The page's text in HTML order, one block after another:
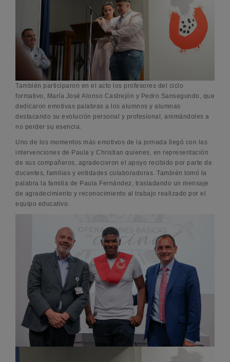
También participaron en el acto los profesores del ciclo
formativo, María José Alonso Castrejón y Pedro Sansegundo, que
dedicaron emotivas palabras a los alumnos y alumnas
destacando su evolución personal y profesional, animándoles a
no perder su esencia.
Uno de los momentos más emotivos de la jornada llegó con las
intervenciones de Paula y Christian quienes, en representación
de sus compañeros, agradecieron el apoyo recibido por parte de
docentes, familias y entidades colaboradoras. También tomó la
palabra la familia de Paula Fernández, trasladando un mensaje
de agradecimiento y reconocimiento al trabajo realizado por el
equipo educativo.